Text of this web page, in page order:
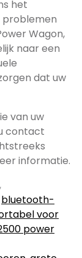
het
problemen
Wagon,
naar een
dat uw
van uw
contact
informatie.
,
bluetooth-
voor
power